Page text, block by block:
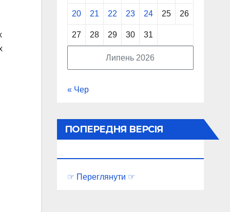
Липень 2026
20 21 22 23 24 25 26
27 28 29 30 31
« Чер
ПОПЕРЕДНЯ ВЕРСІЯ
☞ Переглянути ☞